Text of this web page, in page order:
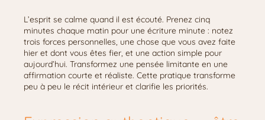
L’esprit se calme quand il est écouté. Prenez cinq
minutes chaque matin pour une écriture minute : notez
trois forces personnelles, une chose que vous avez faite
hier et dont vous êtes fier, et une action simple pour
aujourd’hui. Transformez une pensée limitante en une
affirmation courte et réaliste. Cette pratique transforme
peu à peu le récit intérieur et clarifie les priorités.